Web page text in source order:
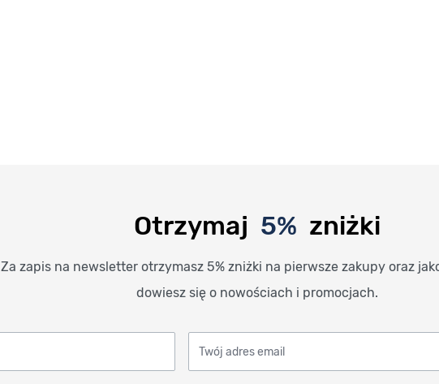
Otrzymaj 5% zniżki
Za zapis na newsletter otrzymasz 5% zniżki na pierwsze zakupy oraz
dowiesz się o nowościach i promocjach.